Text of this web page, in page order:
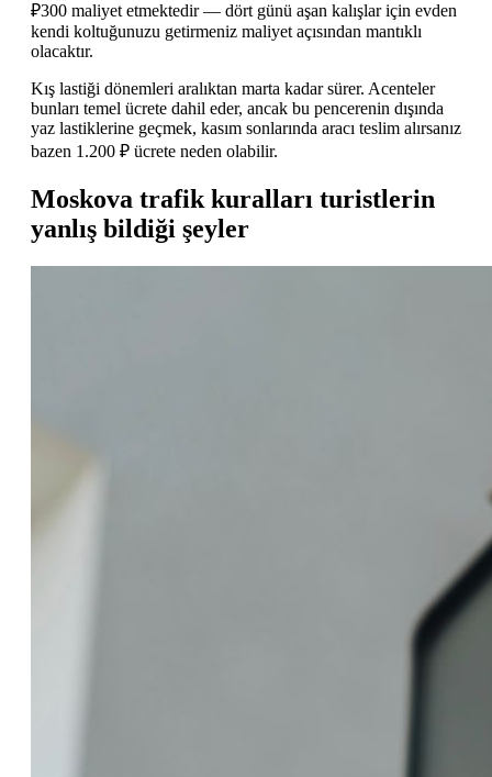
₽300 maliyet etmektedir — dört günü aşan kalışlar için evden
kendi koltuğunuzu getirmeniz maliyet açısından mantıklı
olacaktır.
Kış lastiği dönemleri aralıktan marta kadar sürer. Acenteler
bunları temel ücrete dahil eder, ancak bu pencerenin dışında
yaz lastiklerine geçmek, kasım sonlarında aracı teslim alırsanız
bazen 1.200 ₽ ücrete neden olabilir.
Moskova trafik kuralları turistlerin
yanlış bildiği şeyler